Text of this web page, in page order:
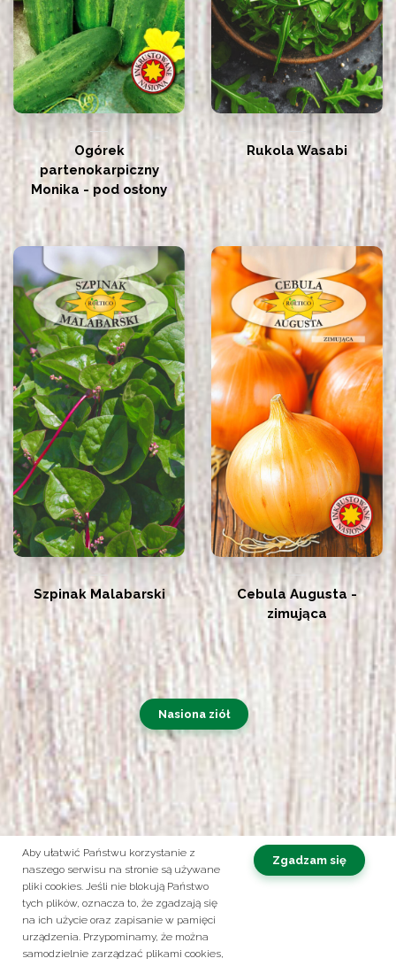
Ogórek
partenokarpiczny
Monika - pod osłony
Rukola Wasabi
Szpinak Malabarski
Cebula Augusta -
zimująca
Nasiona ziół
Obserwuj nas na:
Kontakt Polityka prywatności
© 2026 ROLTICO. Korzysta z zabezpieczenia reCAPTCHA
Aby ułatwić Państwu korzystanie z
naszego serwisu na stronie są używane
pliki cookies. Jeśli nie blokują Państwo
tych plików, oznacza to, że zgadzają się
na ich użycie oraz zapisanie w pamięci
urządzenia. Przypominamy, że można
samodzielnie zarządzać plikami cookies,
Zgadzam się